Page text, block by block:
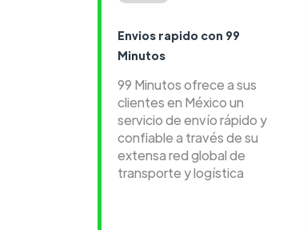
Envios rapido con 99
Minutos
99 Minutos ofrece a sus
clientes en México un
servicio de envío rápido y
confiable a través de su
extensa red global de
transporte y logística